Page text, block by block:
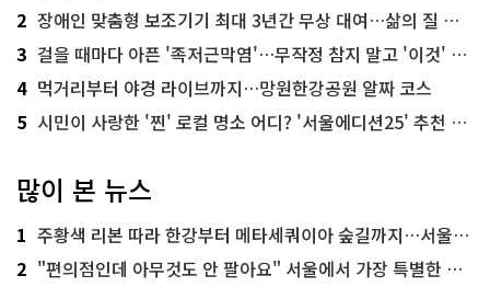
2 장애인 맞춤형 보조기기 최대 3년간 무상 대여…삶의 질 높인다
3 걸을 때마다 아픈 '족저근막염'…무작정 참지 말고 '이것' 해보세요!
4 먹거리부터 야경 라이브까지…망원한강공원 알짜 코스
5 시민이 사랑한 '찐' 로컬 명소 어디? '서울에디션25' 추천 코스
많이 본 뉴스
1 주황색 리본 따라 한강부터 메타세쿼이아 숲길까지…서울둘레길 15코스
2 "편의점인데 아무것도 안 팔아요" 서울에서 가장 특별한 편의점의 정체